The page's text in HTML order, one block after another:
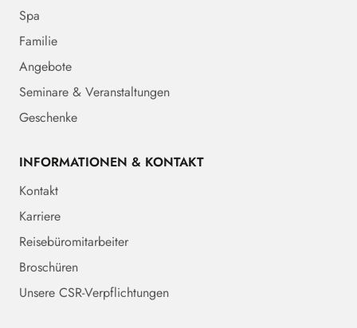
Spa
Familie
Angebote
Seminare & Veranstaltungen
Geschenke
INFORMATIONEN & KONTAKT
Kontakt
Karriere
Reisebüromitarbeiter
Broschüren
Unsere CSR-Verpflichtungen